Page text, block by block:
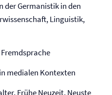
der Germanistik in den
Linguistik,
medialen Kontexten
Frühe Neuzeit, Neuste